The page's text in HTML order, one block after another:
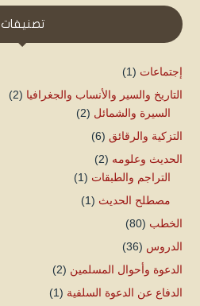
تصنيفات
إجتماعات (1)
التاريخ والسير والأنساب والجغرافيا (2)
السيرة والشمائل (2)
التزكية والرقائق (6)
الحديث وعلومه (2)
التراجم والطبقات (1)
مصطلح الحديث (1)
الخطب (80)
الدروس (36)
الدعوة وأحوال المسلمين (2)
الدفاع عن الدعوة السلفية (1)